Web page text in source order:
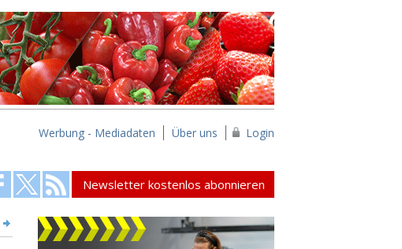
Werbung - Mediadaten Über uns Login
Newsletter kostenlos abonnieren